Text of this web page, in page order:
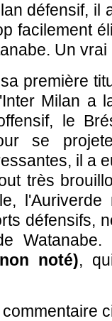
défensif, il
facilement
Un vrai
première
Milan a
le
se
il a
très
défensifs,
noté),
commentaire